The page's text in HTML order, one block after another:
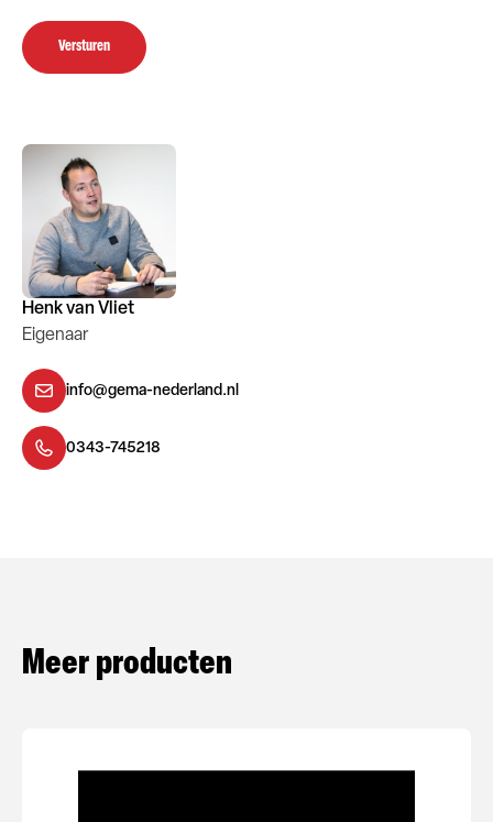
Henk van Vliet
Eigenaar
info@gema-nederland.nl
0343-745218
Versturen
Meer producten